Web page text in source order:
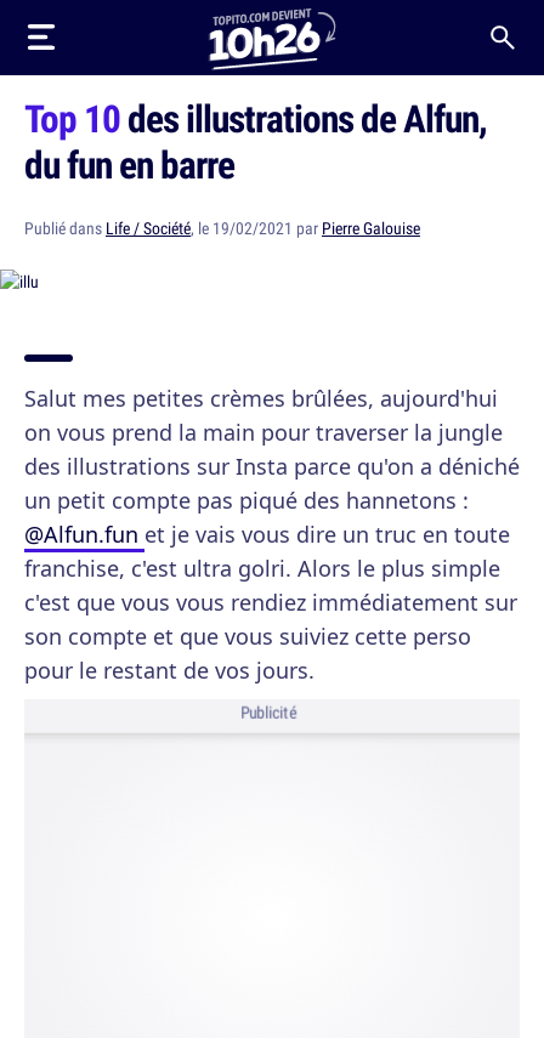
Top 10des illustrations de Alfun,
du fun en barre
Publié dans Life / Société, le 19/02/2021 par Pierre Galouise
Salut mes petites crèmes brûlées, aujourd'hui
on vous prend la main pour traverser la jungle
des illustrations sur Insta parce qu'on a déniché
un petit compte pas piqué des hannetons :
@Alfun.fun et je vais vous dire un truc en toute
franchise, c'est ultra golri. Alors le plus simple
c'est que vous vous rendiez immédiatement sur
son compte et que vous suiviez cette perso
pour le restant de vos jours.
Publicité